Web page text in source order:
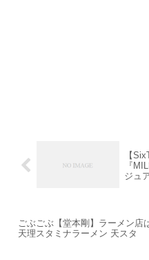
【
『
ジュ
ごぶごぶ【堂本剛】ラーメン店
天理スタミナラーメン 天スタ